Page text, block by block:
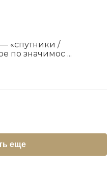
«спутники /
по значимос ...
еще